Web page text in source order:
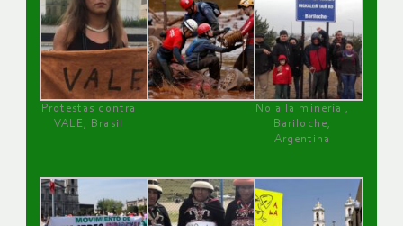
Protestas contra
VALE, Brasil
No a la minería ,
Bariloche,
Argentina